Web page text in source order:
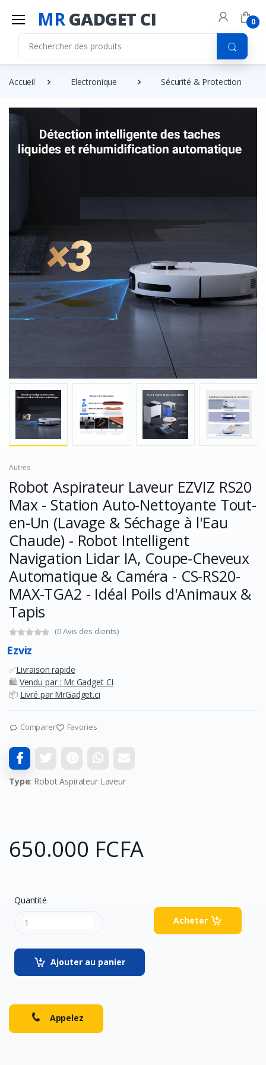
MRGADGET CI 0
Accueil Electronique Sécurité & Protection
Autres
Robot Aspirateur Laveur EZVIZ RS20
Max - Station Auto-Nettoyante Tout-
en-Un (Lavage & Séchage à l'Eau
Chaude) - Robot Intelligent
Navigation Lidar IA, Coupe-Cheveux
Automatique & Caméra - CS-RS20-
MAX-TGA2 - Idéal Poils d'Animaux &
Tapis
(0 Avis des clients)
Ezviz
✅Livraison rapide
🛍️ Vendu par : Mr Gadget CI
📦 Livré par MrGadget.ci
Comparer Favories
Type: Robot Aspirateur Laveur
650.000 FCFA
Quantité
Ajouter au panier
Acheter
Appelez